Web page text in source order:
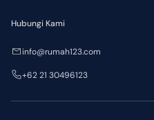
Hubungi Kami
info@rumah123.com
+62 21 30496123